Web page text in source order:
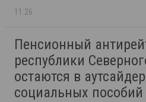
11:26
Пенсионный
республики
остаются в
социальных пособий